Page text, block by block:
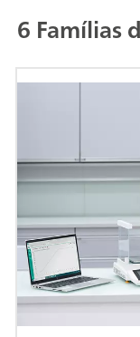
6 Famílias